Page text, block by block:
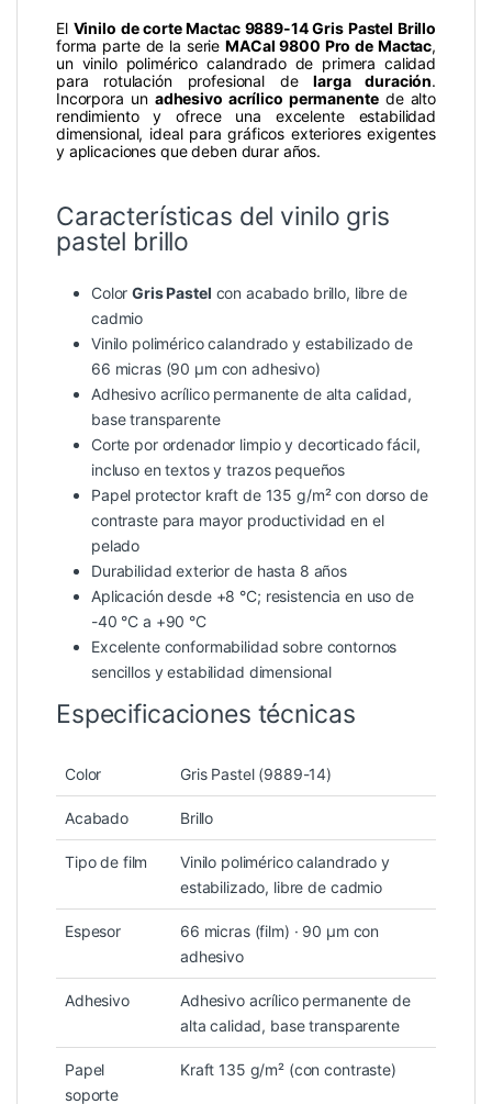
El Vinilo de corte Mactac 9889-14 Gris Pastel Brillo
forma parte de la serieMACal 9800 Pro de Mactac,
un vinilo polimérico calandrado de primera calidad
para rotulación profesional delarga duración.
Incorpora un adhesivo acrílico permanentede alto
rendimiento y ofrece una excelente estabilidad
dimensional, ideal para gráficos exteriores exigentes
y aplicaciones que deben durar años.
Características del vinilo gris
pastel brillo
ColorGris Pastel con acabado brillo, libre de
cadmio
Vinilo polimérico calandrado y estabilizado de
66 micras (90 µm con adhesivo)
Adhesivo acrílico permanente de alta calidad,
base transparente
Corte por ordenador limpio y decorticado fácil,
incluso en textos y trazos pequeños
Papel protector kraft de 135 g/m² con dorso de
contraste para mayor productividad en el
pelado
Durabilidad exterior de hasta 8 años
Aplicación desde +8 °C; resistencia en uso de
-40 °C a +90 °C
Excelente conformabilidad sobre contornos
sencillos y estabilidad dimensional
Especificaciones técnicas
Color Gris Pastel (9889-14)
Acabado Brillo
Tipo de film
Vinilo polimérico calandrado y
estabilizado, libre de cadmio
Espesor
66 micras (film) · 90 µm con
adhesivo
Adhesivo
Adhesivo acrílico permanente de
alta calidad, base transparente
Papel
soporte
Kraft 135 g/m² (con contraste)